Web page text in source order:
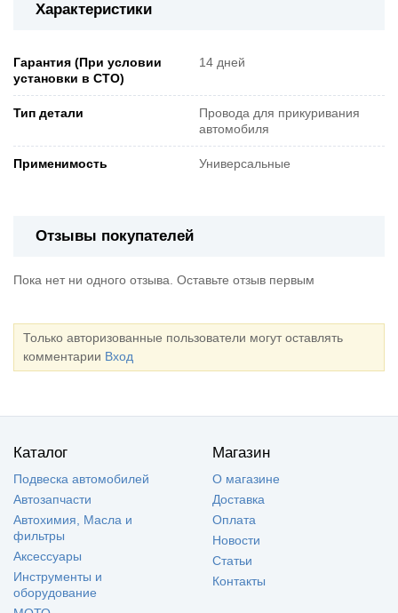
Характеристики
Гарантия (При условии
установки в СТО)
14 дней
Тип детали
Провода для прикуривания
автомобиля
Применимость Универсальные
Отзывы покупателей
Пока нет ни одного отзыва. Оставьте отзыв первым
Только авторизованные пользователи могут оставлять
комментарии Вход
Каталог
Подвеска автомобилей
Автозапчасти
Автохимия, Масла и
фильтры
Аксессуары
Инструменты и
оборудование
Магазин
О магазине
Доставка
Оплата
Новости
Статьи
Контакты